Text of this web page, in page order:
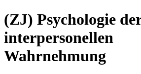
(ZJ) Psychologie
interpersonellen
Wahrnehmung